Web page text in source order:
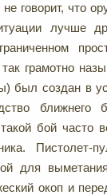
не говорит, что
лучше
грамотно
был создан в
ближнего
бой часто
Пистолет-
для
окоп и